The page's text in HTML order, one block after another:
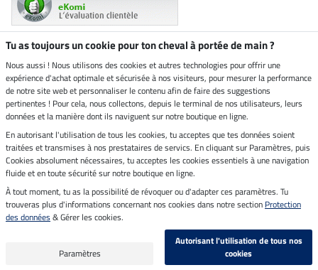
Boutique climatiquement
neutre
Livraison par
Paiement sécurisé
Mentions légales
Dernière actualisation le 09.08.2026 à 07:13
Tous les prix s'entendent TVA incluse et
frais de port en sus
Tu as toujours un cookie pour ton cheval à portée de main ?
Nous aussi ! Nous utilisons des cookies et autres technologies pour offrir une
expérience d'achat optimale et sécurisée à nos visiteurs, pour mesurer la performance
de notre site web et personnaliser le contenu afin de faire des suggestions
pertinentes ! Pour cela, nous collectons, depuis le terminal de nos utilisateurs, leurs
données et la manière dont ils naviguent sur notre boutique en ligne.
En autorisant l'utilisation de tous les cookies, tu acceptes que tes données soient
traitées et transmises à nos prestataires de servics. En cliquant sur Paramètres, puis
Cookies absolument nécessaires, tu acceptes les cookies essentiels à une navigation
fluide et en toute sécurité sur notre boutique en ligne.
À tout moment, tu as la possibilité de révoquer ou d'adapter ces paramètres. Tu
trouveras plus d'informations concernant nos cookies dans notre section Protection
des données & Gérer les cookies.
Paramètres
Autorisant l'utilisation de tous nos
cookies